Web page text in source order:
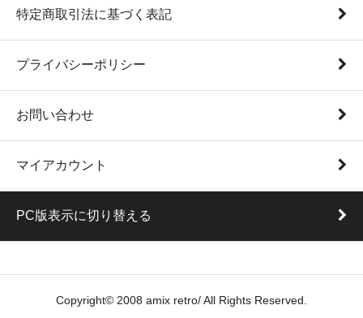
特定商取引法に基づく表記
プライバシーポリシー
お問い合わせ
マイアカウント
PC版表示に切り替える
Copyright© 2008 amix retro/ All Rights Reserved.